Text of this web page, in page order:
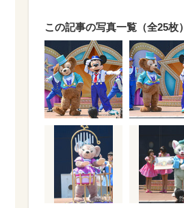
この記事の写真一覧（全25枚）